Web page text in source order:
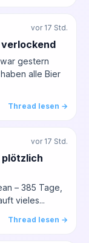
vor 17 Std.
verlockend
gestern
alle Bier
Thread lesen →
vor 17 Std.
plötzlich
– 385 Tage,
vieles...
Thread lesen →